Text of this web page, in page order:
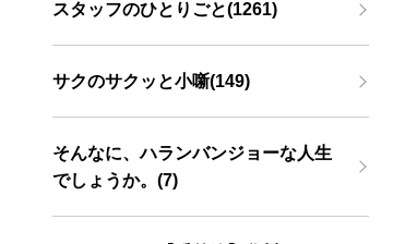
スタッフのひとりごと(1261)
サクのサクッと小噺(149)
そんなに、ハランバンジョーな人生
でしょうか。(7)